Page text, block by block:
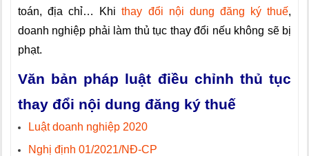
toán, địa chỉ… Khithay đổi nội dung đăng ký thuế,
doanh nghiệp phải làm thủ tục thay đổi nếu không sẽ bị
phạt.
Văn bản pháp luật điều chỉnh thủ tục
thay đổi nội dung đăng ký thuế
Luật doanh nghiệp 2020
Nghị định 01/2021/NĐ-CP